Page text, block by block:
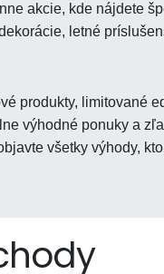
akcie, kde nájdete
letné
produkty, limitované
výhodné ponuky a
všetky výhody,